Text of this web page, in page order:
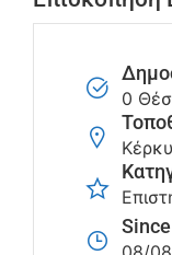
0
Since